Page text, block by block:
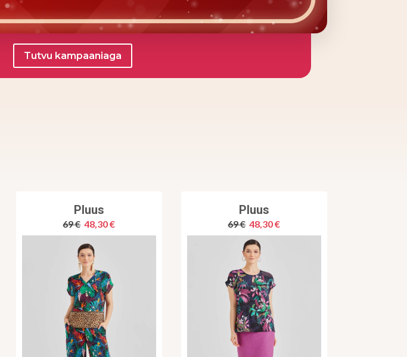
Tutvu kampaaniaga
Pluus
69 € 48,30 €
Pluus
69 € 48,30 €